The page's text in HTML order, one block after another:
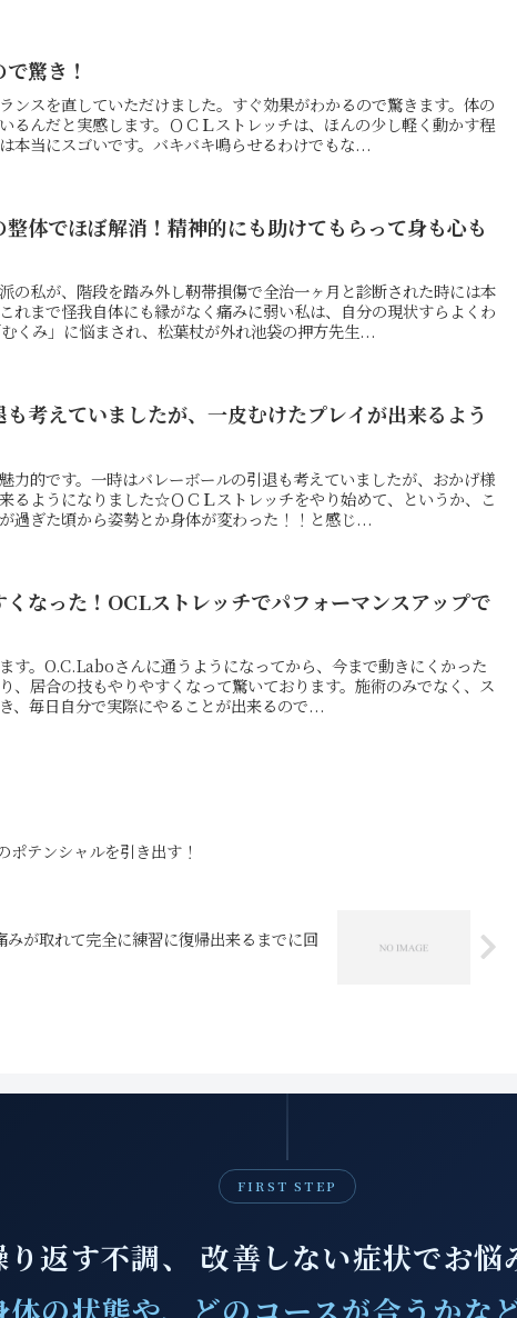
驚き！
ンスを直していただけました。すぐ効果がわかるので驚きます。体の
るんだと実感します。ＯＣＬストレッチは、ほんの少し軽く動かす程
本当にスゴいです。バキバキ鳴らせるわけでもな...
体でほぼ解消！精神的にも助けてもらって身も心も
の私が、階段を踏み外し靭帯損傷で全治一ヶ月と診断された時には本
れまで怪我自体にも縁がなく痛みに弱い私は、自分の現状すらよくわ
み」に悩まされ、松葉杖が外れ池袋の押方先生...
考えていましたが、一皮むけたプレイが出来るよう
力的です。一時はバレーボールの引退も考えていましたが、おかげ様
るようになりました☆ＯＣＬストレッチをやり始めて、というか、こ
過ぎた頃から姿勢とか身体が変わった！！と感じ...
くなった！OCLストレッチでパフォーマンスアップで
す。O.C.Laboさんに通うようになってから、今まで動きにくかった
、居合の技もやりやすくなって驚いております。施術のみでなく、ス
、毎日自分で実際にやることが出来るので...
テンシャルを引き出す！
が取れて完全に練習に復帰出来るまでに回
FIRST STEP
り返す不調、 改善しない症状でお悩
体の状態や、どのコースが合うかな